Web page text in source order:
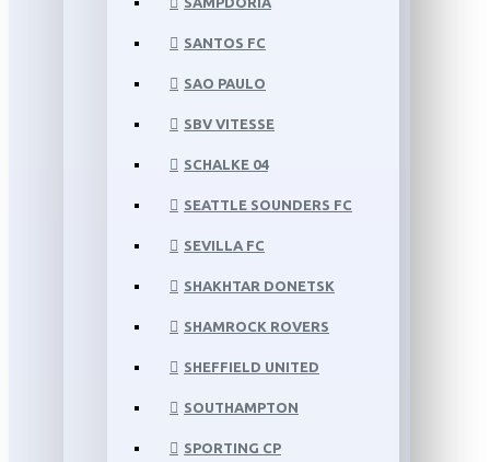
SANTOS FC
SAO PAULO
SBV VITESSE
SCHALKE 04
SEATTLE SOUNDERS FC
SEVILLA FC
SHAKHTAR DONETSK
SHAMROCK ROVERS
SHEFFIELD UNITED
SOUTHAMPTON
SPORTING CP